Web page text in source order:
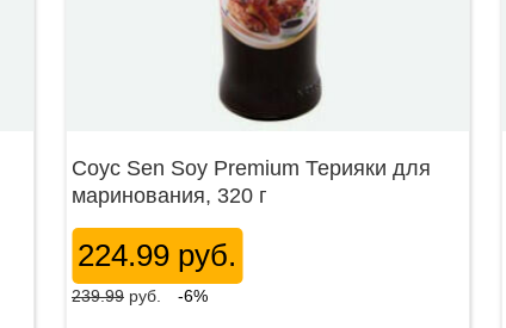
Соус Sen Soy Premium Терияки для
маринования, 320 г
224.99 руб.
239.99 руб. -6%